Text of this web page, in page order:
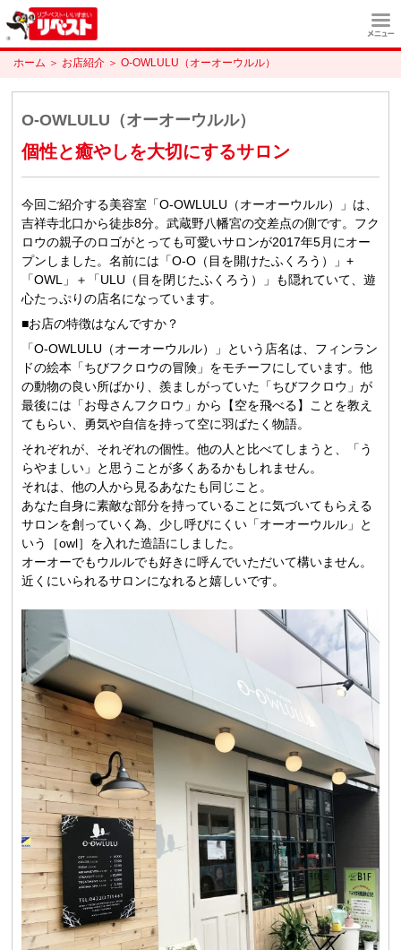
ホーム ＞ お店紹介 ＞ O-OWLULU（オーオーウルル）
O-OWLULU（オーオーウルル）
個性と癒やしを大切にするサロン
今回ご紹介する美容室「O-OWLULU（オーオーウルル）」は、
吉祥寺北口から徒歩8分。武蔵野八幡宮の交差点の側です。フク
ロウの親子のロゴがとっても可愛いサロンが2017年5月にオー
プンしました。名前には「O-O（目を開けたふくろう）」+
「OWL」＋「ULU（目を閉じたふくろう）」も隠れていて、遊
心たっぷりの店名になっています。
■お店の特徴はなんですか？
「O-OWLULU（オーオーウルル）」という店名は、フィンラン
ドの絵本「ちびフクロウの冒険」をモチーフにしています。他
の動物の良い所ばかり、羨ましがっていた「ちびフクロウ」が
最後には「お母さんフクロウ」から【空を飛べる】ことを教え
てもらい、勇気や自信を持って空に羽ばたく物語。
それぞれが、それぞれの個性。他の人と比べてしまうと、「う
らやましい」と思うことが多くあるかもしれません。
それは、他の人から見るあなたも同じこと。
あなた自身に素敵な部分を持っていることに気づいてもらえる
サロンを創っていく為、少し呼びにくい「オーオーウルル」と
いう［owl］を入れた造語にしました。
オーオーでもウルルでも好きに呼んでいただいて構いません。
近くにいられるサロンになれると嬉しいです。